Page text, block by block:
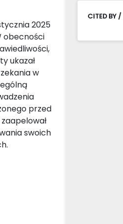
2025
obecności
ukazał
w
przed
swoich
CITED BY /